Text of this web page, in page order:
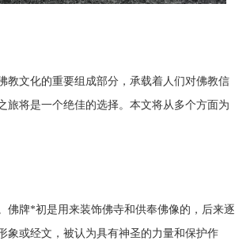
教文化的重要组成部分，承载着人们对佛教信
旅将是一个绝佳的选择。本文将从多个方面为
佛牌*初是用来装饰佛寺和供奉佛像的，后来逐
象或经文，被认为具有神圣的力量和保护作